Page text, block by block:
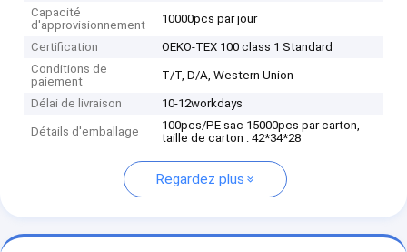
Capacité
d'approvisionnement
10000pcs par jour
Certification
OEKO-TEX 100 class 1 Standard
Conditions de
paiement
T/T, D/A, Western Union
Délai de livraison 10-12workdays
Détails d'emballage
100pcs/PE sac 15000pcs par carton,
taille de carton : 42*34*28
Regardez plus